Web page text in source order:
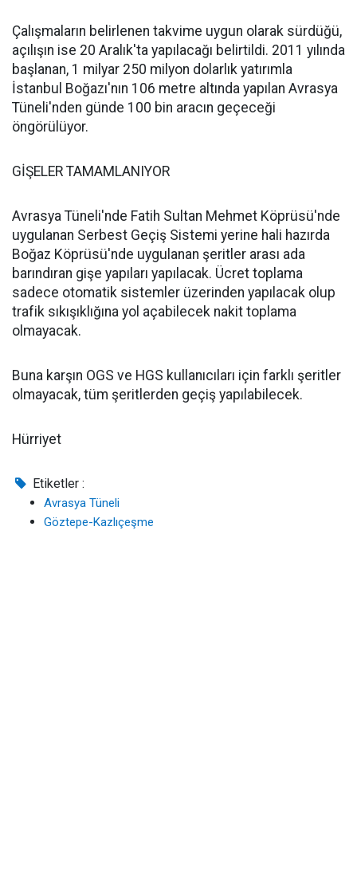
Çalışmaların belirlenen takvime uygun olarak sürdüğü,
açılışın ise 20 Aralık'ta yapılacağı belirtildi. 2011 yılında
başlanan, 1 milyar 250 milyon dolarlık yatırımla
İstanbul Boğazı'nın 106 metre altında yapılan Avrasya
Tüneli'nden günde 100 bin aracın geçeceği
öngörülüyor.
GİŞELER TAMAMLANIYOR
Avrasya Tüneli'nde Fatih Sultan Mehmet Köprüsü'nde
uygulanan Serbest Geçiş Sistemi yerine hali hazırda
Boğaz Köprüsü'nde uygulanan şeritler arası ada
barındıran gişe yapıları yapılacak. Ücret toplama
sadece otomatik sistemler üzerinden yapılacak olup
trafik sıkışıklığına yol açabilecek nakit toplama
olmayacak.
Buna karşın OGS ve HGS kullanıcıları için farklı şeritler
olmayacak, tüm şeritlerden geçiş yapılabilecek.
Hürriyet
Etiketler :
Avrasya Tüneli
Göztepe-Kazlıçeşme